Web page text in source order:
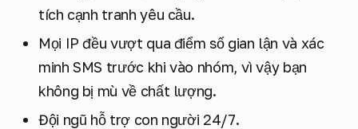
tích cạnh tranh yêu cầu.
Mọi IP đều vượt qua điểm số gian lận và xác
minh SMS trước khi vào nhóm, vì vậy bạn
không bị mù về chất lượng.
Đội ngũ hỗ trợ con người 24/7.